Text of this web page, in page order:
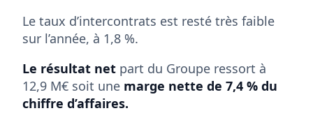
Le taux d’intercontrats est resté très faible
sur l’année, à 1,8 %.
Le résultat net part du Groupe ressort à
12,9 M€ soit une marge nette de 7,4 % du
chiffre d’affaires.